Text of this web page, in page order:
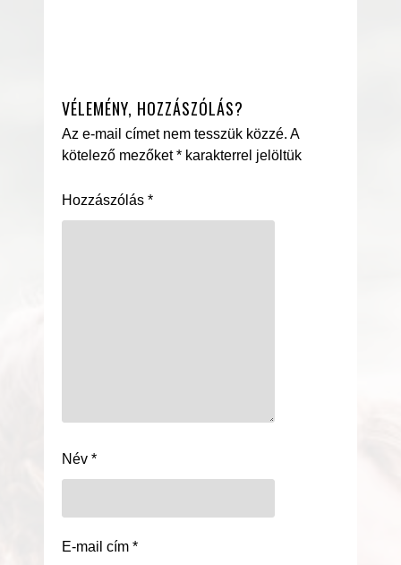
VÉLEMÉNY, HOZZÁSZÓLÁS?
Az e-mail címet nem tesszük közzé. A
kötelező mezőket* karakterrel jelöltük
Hozzászólás *
Név *
E-mail cím *